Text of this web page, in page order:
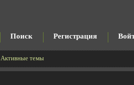
Поиск Регистрация
Активные темы